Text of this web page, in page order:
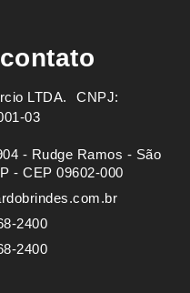
ㅤㅤㅤ CNPJ:
03
- Rudge Ramos - São
- CEP 09602-000
2400
2400